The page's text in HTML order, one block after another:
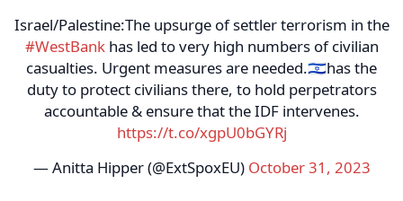
Israel/Palestine:The upsurge of settler terrorism in the
#WestBankhas led to very high numbers of civilian
casualties. Urgent measures are needed.🇮🇱has the
duty to protect civilians there, to hold perpetrators
accountable & ensure that the IDF intervenes.
https://t.co/xgpU0bGYRj
— Anitta Hipper (@ExtSpoxEU) October 31, 2023